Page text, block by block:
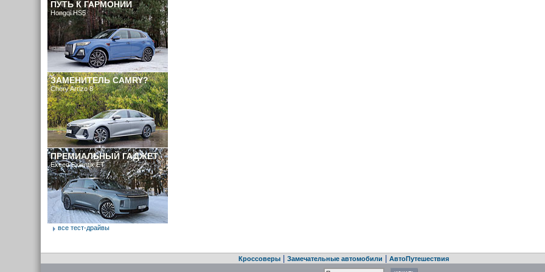
ПУТЬ К ГАРМОНИИ
Hongqi HS5
ЗАМЕНИТЕЛЬ CAMRY?
Chery Arrizo 8
ПРЕМИАЛЬНЫЙ ГАДЖЕТ
Exeed Exlantix ET
все тест-драйвы
Кроссоверы Замечательные автомобили АвтоПутешествия